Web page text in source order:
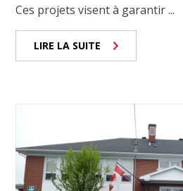
Ces projets visent à garantir ...
LIRE LA SUITE